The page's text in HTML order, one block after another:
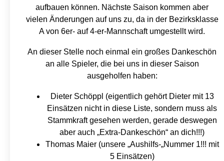
aufbauen können. Nächste Saison kommen aber
vielen Änderungen auf uns zu, da in der Bezirksklasse
A von 6er- auf 4-er-Mannschaft umgestellt wird.
An dieser Stelle noch einmal ein großes Dankeschön
an alle Spieler, die bei uns in dieser Saison
ausgeholfen haben:
Dieter Schöppl (eigentlich gehört Dieter mit 13
Einsätzen nicht in diese Liste, sondern muss als
Stammkraft gesehen werden, gerade deswegen
aber auch „Extra-Dankeschön“ an dich!!!)
Thomas Maier (unsere „Aushilfs-„Nummer 1!!! mit
5 Einsätzen)